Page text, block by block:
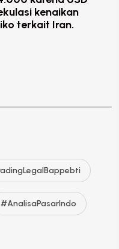
kenaikan
terkait Iran.
#AnalisaPasarIndo